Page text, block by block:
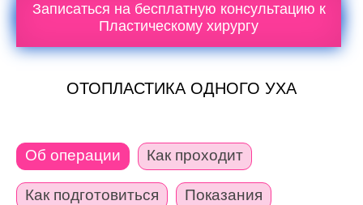
Записаться на бесплатную консультацию к
Пластическому хирургу
ОТОПЛАСТИКА ОДНОГО УХА
Об операции Как проходит
Как подготовиться Показания